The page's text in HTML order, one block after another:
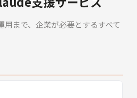
まで、企業が必要とするすべて